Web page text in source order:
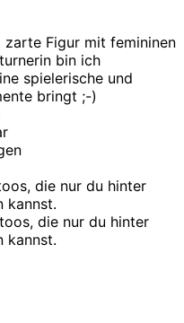
zarte Figur mit femininen
bin ich
spielerische und
bringt ;-)
die nur du hinter
kannst.
die nur du hinter
kannst.